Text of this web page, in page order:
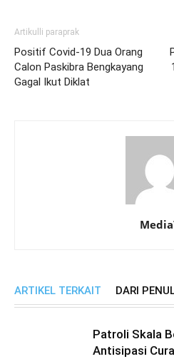
Artikulli paraprak
Positif Covid-19 Dua Orang
Calon Paskibra Bengkayang
Gagal Ikut Diklat
ARTIKEL TERKAIT DARI
Patroli Skala
Antisipasi